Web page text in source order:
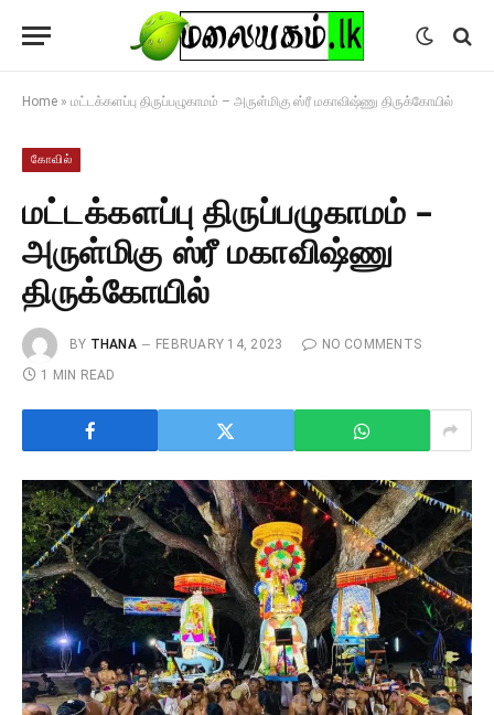
Home » மட்டக்களப்பு திருப்பழுகாமம் – அருள்மிகு ஸ்ரீ மகாவிஷ்ணு திருக்கோயில்
கோவில்
மட்டக்களப்பு திருப்பழுகாமம் –
அருள்மிகு ஸ்ரீ மகாவிஷ்ணு
திருக்கோயில்
BY THANA FEBRUARY 14, 2023
NO COMMENTS
1 MIN READ